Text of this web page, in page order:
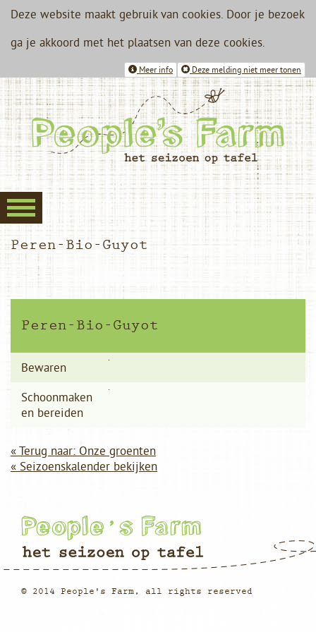
Deze website maakt gebruik van cookies. Door je bezoek
ga je akkoord met het plaatsen van deze cookies.
Deze melding niet meer tonen
Meer info
Peren-Bio-Guyot
Peren-Bio-Guyot
Bewaren
Schoonmaken
en bereiden
« Terug naar: Onze groenten
« Seizoenskalender bekijken
© 2014 People's Farm, all rights reserved